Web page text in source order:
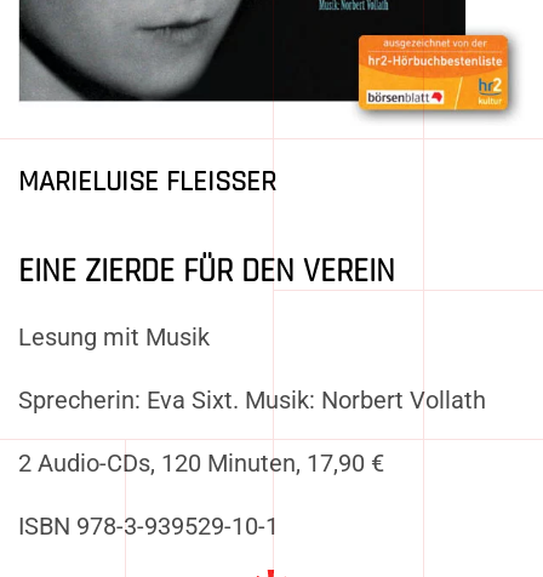
MARIELUISE FLEISSER
EINE ZIERDE FÜR DEN VEREIN
Lesung mit Musik
Sprecherin: Eva Sixt. Musik: Norbert Vollath
2 Audio-CDs, 120 Minuten, 17,90 €
ISBN 978-3-939529-10-1